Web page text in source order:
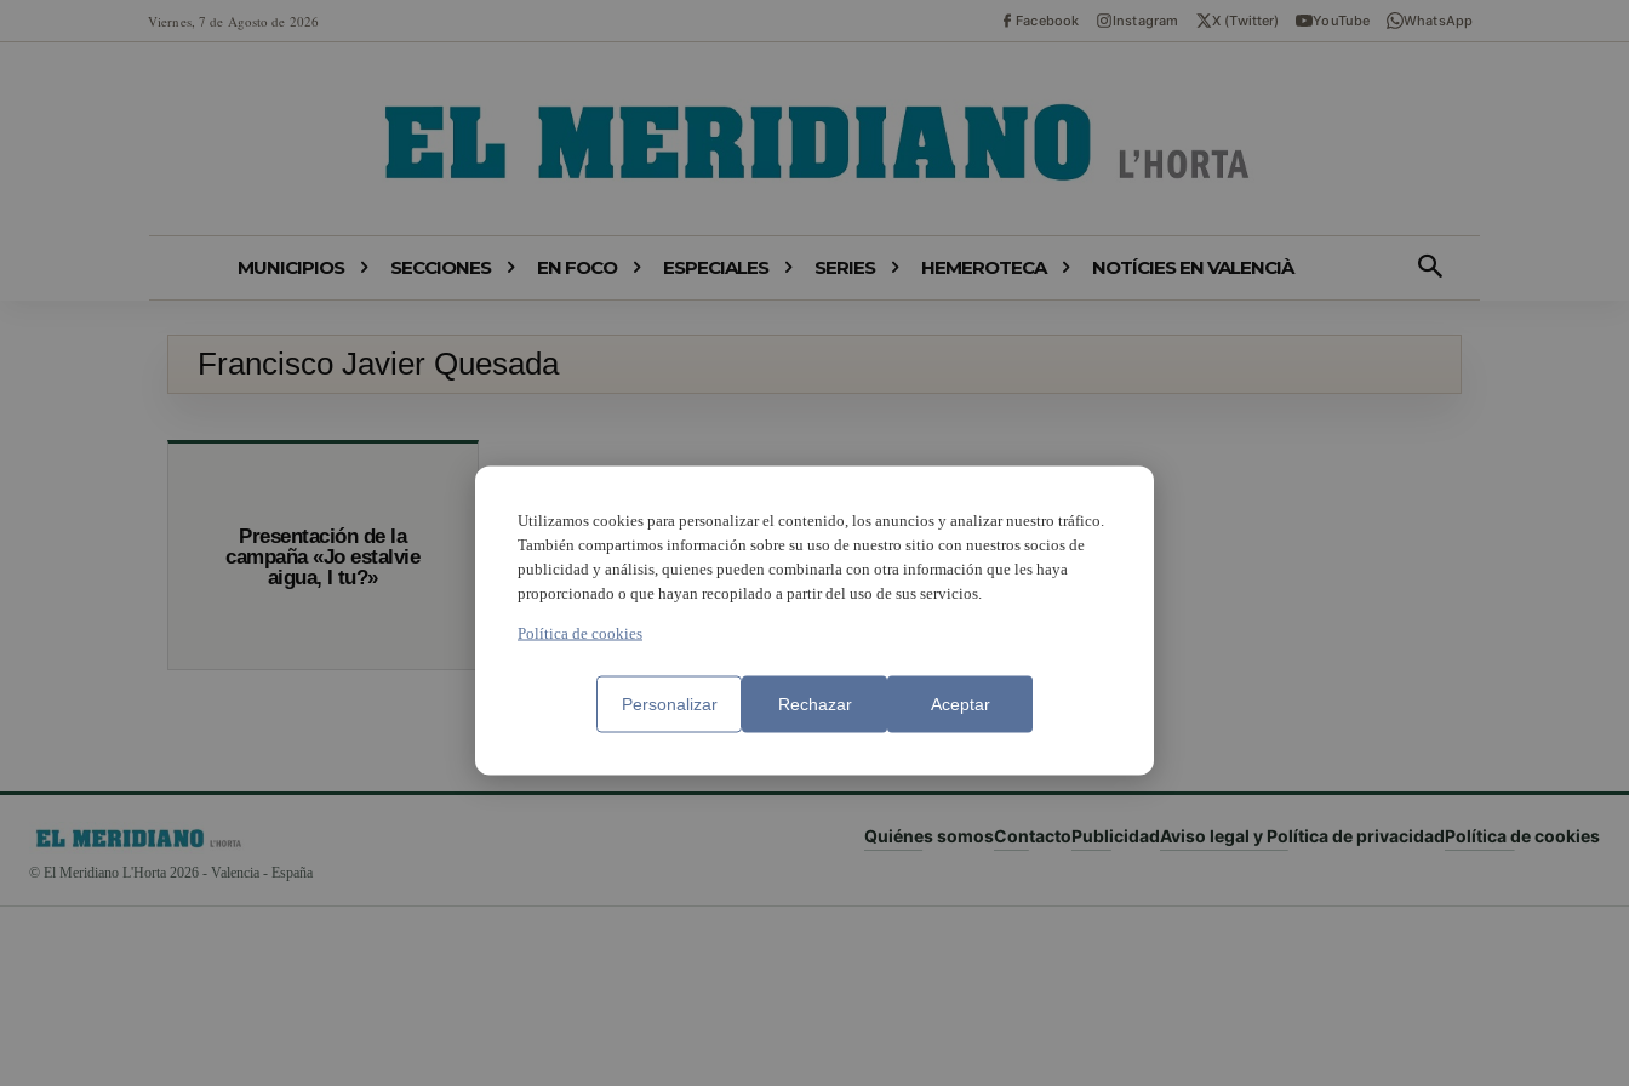
Viernes, 7 de Agosto de 2026 Facebook Instagram X (Twitter) YouTube WhatsApp
MUNICIPIOS SECCIONES EN FOCO ESPECIALES SERIES HEMEROTECA NOTÍCIES EN VALENCIÀ
Francisco Javier Quesada
Presentación de la
campaña «Jo estalvie
aigua, I tu?»
© El Meridiano L'Horta 2026 - Valencia - España
Quiénes somosContactoPublicidadAviso legal y Política de privacidadPolítica de cookies
Utilizamos cookies para personalizar el contenido, los anuncios y analizar nuestro tráfico.
También compartimos información sobre su uso de nuestro sitio con nuestros socios de
publicidad y análisis, quienes pueden combinarla con otra información que les haya
proporcionado o que hayan recopilado a partir del uso de sus servicios.
Política de cookies
Personalizar Rechazar Aceptar